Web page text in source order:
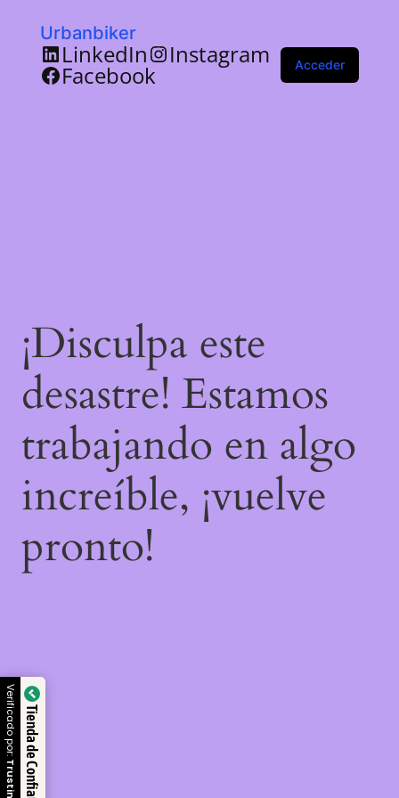
Urbanbiker
LinkedIn Instagram
Facebook Acceder
¡Disculpa este
desastre! Estamos
trabajando en algo
increíble, ¡vuelve
pronto!
Tienda de Confianza
Verificado por: